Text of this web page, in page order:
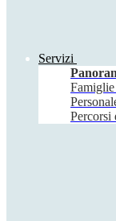
Servizi
Famiglie
Percorsi